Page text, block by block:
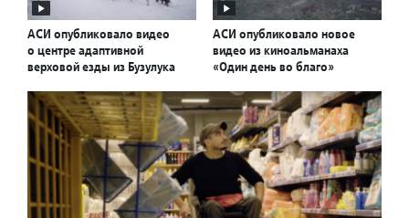
АСИ опубликовало видео
о центре адаптивной
верховой езды из Бузулука
АСИ опубликовало новое
видео из киноальманаха
«Один день во благо»